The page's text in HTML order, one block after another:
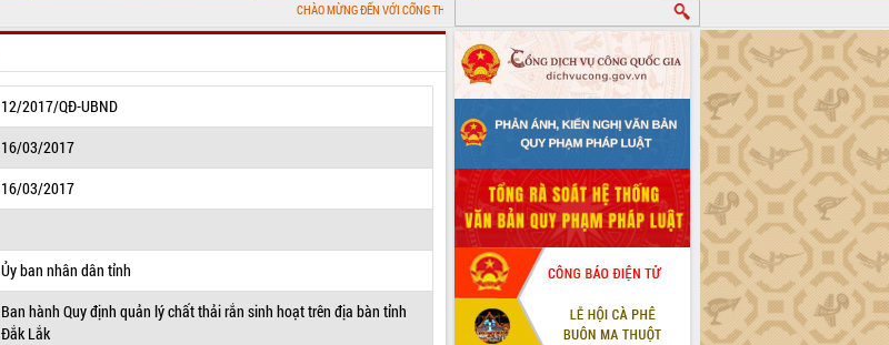
CHÀO MỪNG ĐẾN VỚI CỔNG THÔNG TIN ĐIỆN TỬ TỈNH ĐẮK LẮK
12/2017/QĐ-UBND
16/03/2017
16/03/2017
Ủy ban nhân dân tỉnh
Ban hành Quy định quản lý chất thải rắn sinh hoạt trên địa bàn tỉnh
Đắk Lắk